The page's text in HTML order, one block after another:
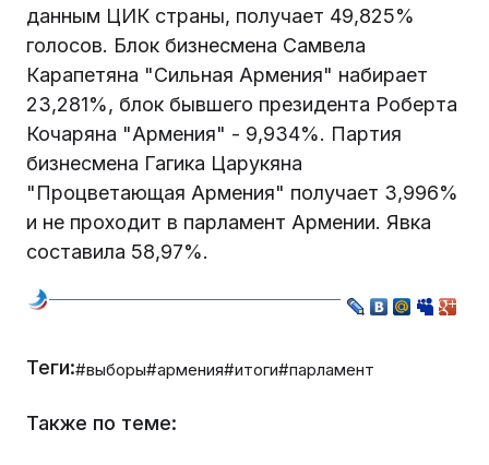
данным ЦИК страны, получает 49,825%
голосов. Блок бизнесмена Самвела
Карапетяна "Сильная Армения" набирает
23,281%, блок бывшего президента Роберта
Кочаряна "Армения" - 9,934%. Партия
бизнесмена Гагика Царукяна
"Процветающая Армения" получает 3,996%
и не проходит в парламент Армении. Явка
составила 58,97%.
Теги:#выборы#армения#итоги#парламент
Также по теме: